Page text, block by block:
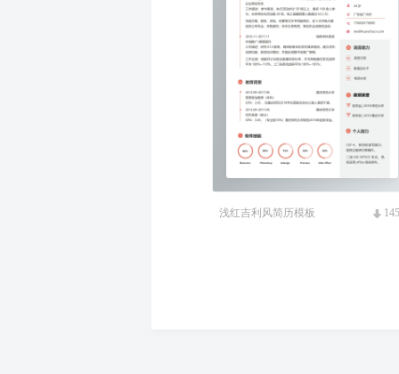
浅红吉利风简历模板